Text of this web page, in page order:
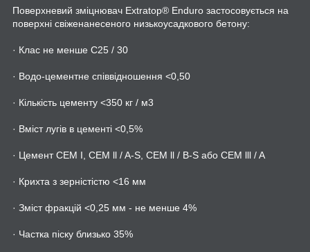
Поверхневий зміцнювач Extratop® Enduro застосовується на
поверхні свіженанесеного низькоусадкового бетону:
· Клас не менше C25 / 30
· Водо-цементне співвідношення <0,50
· Кількість цементу <350 кг / м3
· Вміст лугів в цементі <0,5%
· Цемент CEM I, CEM ll / A-S, CEM ll / B-S або CEM lll / A
· Крихта з зерністістю <16 мм
· Зміст фракцій <0,25 мм - не менше 4%
· Частка піску близько 35%